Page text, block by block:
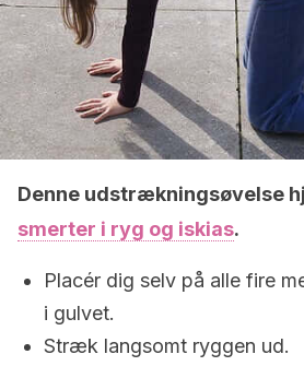
Denne udstrækningsøvelse
smerter i ryg og iskias.
Placér dig selv på alle fire
i gulvet.
Stræk langsomt ryggen ud.